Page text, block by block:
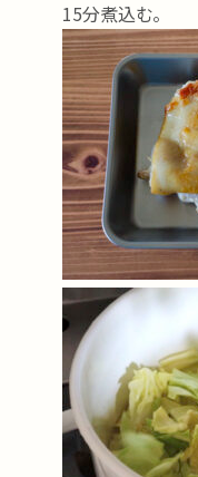
15分煮込む。